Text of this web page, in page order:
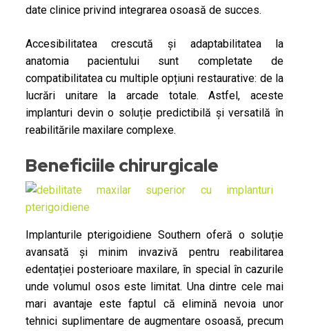
date clinice privind integrarea osoasă de succes.
Accesibilitatea crescută și adaptabilitatea la
anatomia pacientului sunt completate de
compatibilitatea cu multiple opțiuni restaurative: de la
lucrări unitare la arcade totale. Astfel, aceste
implanturi devin o soluție predictibilă și versatilă în
reabilitările maxilare complexe.
Beneficiile chirurgicale
Implanturile pterigoidiene Southern oferă o soluție
avansată și minim invazivă pentru reabilitarea
edentației posterioare maxilare, în special în cazurile
unde volumul osos este limitat. Una dintre cele mai
mari avantaje este faptul că elimină nevoia unor
tehnici suplimentare de augmentare osoasă, precum